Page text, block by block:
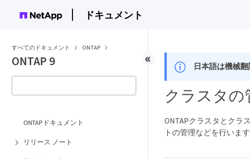
ドキュメント
すべてのドキュメント ONTAP
ONTAP 9
ONTAPドキュメント
リリース ノート
日本語は機械
クラスタの
ONTAPクラスタとクラ
トの管理などを行います